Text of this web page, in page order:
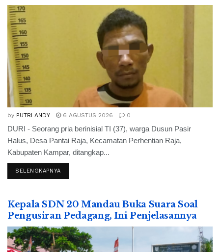
by PUTRI ANDY 6 AGUSTUS 2026 0
DURI - Seorang pria berinisial TI (37), warga Dusun Pasir
Halus, Desa Pantai Raja, Kecamatan Perhentian Raja,
Kabupaten Kampar, ditangkap...
SELENGKAPNYA
Kepala SDN 20 Mandau Buka Suara Soal
Pengusiran Pedagang, Ini Penjelasannya